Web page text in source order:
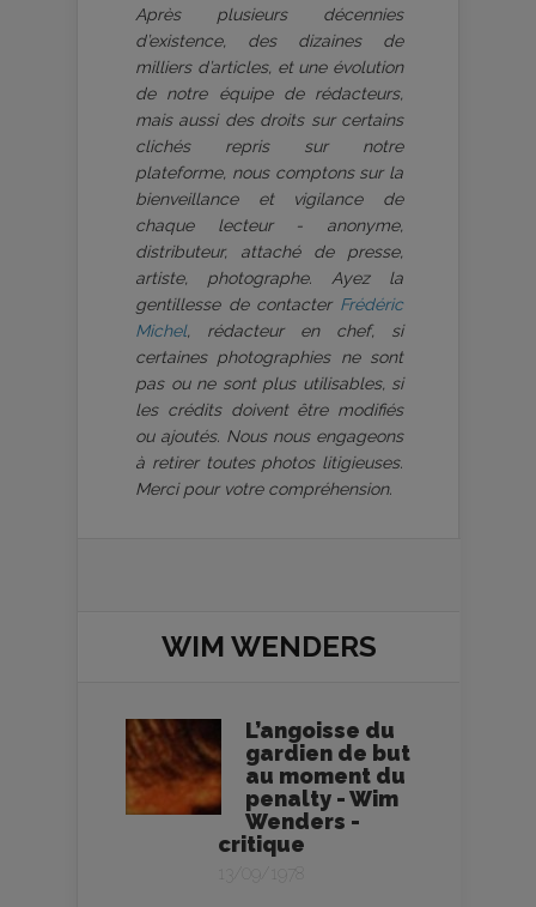
Après plusieurs décennies
d’existence, des dizaines de
milliers d’articles, et une évolution
de notre équipe de rédacteurs,
mais aussi des droits sur certains
clichés repris sur notre
plateforme, nous comptons sur la
bienveillance et vigilance de
chaque lecteur - anonyme,
distributeur, attaché de presse,
artiste, photographe. Ayez la
gentillesse de contacter Frédéric
Michel, rédacteur en chef, si
certaines photographies ne sont
pas ou ne sont plus utilisables, si
les crédits doivent être modifiés
ou ajoutés. Nous nous engageons
à retirer toutes photos litigieuses.
Merci pour votre compréhension.
WIM WENDERS
L’angoisse du
gardien de but
au moment du
penalty - Wim
Wenders -
critique
13/09/1978